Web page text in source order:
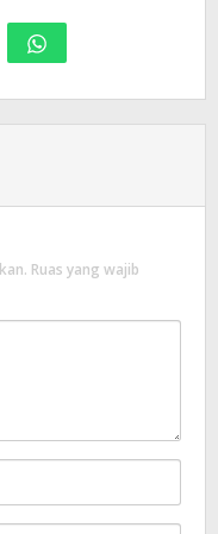
Ruas yang wajib